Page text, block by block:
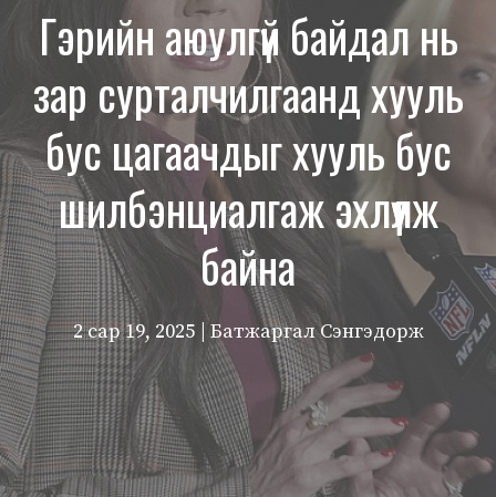
Гэрийн аюулгүй байдал нь
зар сурталчилгаанд хууль
бус цагаачдыг хууль бус
шилбэнциалгаж эхлүүлж
байна
2 сар 19, 2025 | Батжаргал Сэнгэдорж